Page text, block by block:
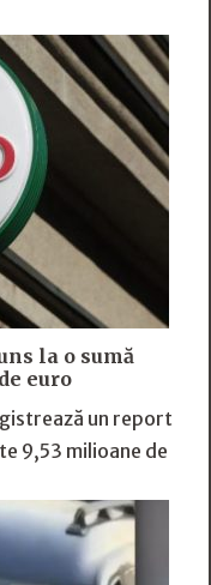
la o sumă
euro
un report
9,53 milioane de